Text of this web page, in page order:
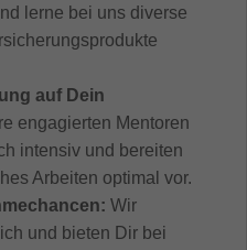
lerne bei uns diverse
auf Dein
engagierten Mentoren
intensiv und bereiten
Arbeiten optimal vor.
Wir
und bieten Dir bei